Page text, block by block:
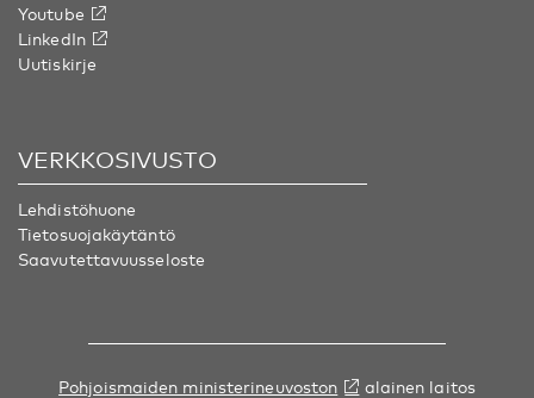
Youtube
LinkedIn
Uutiskirje
VERKKOSIVUSTO
Lehdistöhuone
Tietosuojakäytäntö
Saavutettavuusseloste
Pohjoismaiden ministerineuvoston alainen laitos